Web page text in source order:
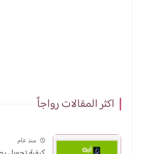
اكثر المقالات رواجاً
منذ عام